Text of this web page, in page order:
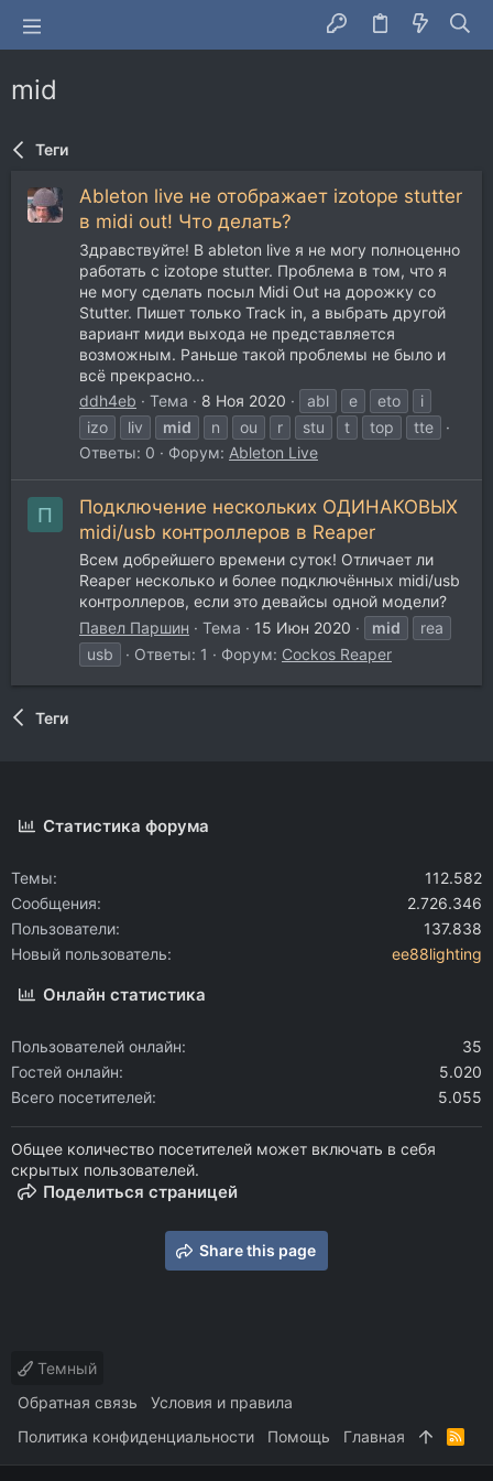
mid
Теги
Ableton live не отображает izotope stutter
в midi out! Что делать?
Здравствуйте! В ableton live я не могу полноценно
работать с izotope stutter. Проблема в том, что я
не могу сделать посыл Midi Out на дорожку со
Stutter. Пишет только Track in, а выбрать другой
вариант миди выхода не представляется
возможным. Раньше такой проблемы не было и
всё прекрасно...
ddh4eb
Тема 8 Ноя 2020 abl e eto
i
izo
liv mid n ou r stu t top
tte
Ответы: 0
Форум: Ableton Live
П
Подключение нескольких ОДИНАКОВЫХ
midi/usb контроллеров в Reaper
Всем добрейшего времени суток! Отличает ли
Reaper несколько и более подключённых midi/usb
контроллеров, если это девайсы одной модели?
Павел Паршин
Тема 15 Июн 2020 mid
rea
usb
Ответы: 1 Форум: Cockos Reaper
Теги
Статистика форума
Темы
112.582
Сообщения
2.726.346
Пользователи
137.838
Новый пользователь
ee88lighting
Онлайн статистика
Пользователей онлайн
35
Гостей онлайн
5.020
Всего посетителей
5.055
Общее количество посетителей может включать в себя
скрытых пользователей.
Поделиться страницей
Share this page
Темный
Обратная связь
Условия и правила
Политика конфиденциальности
Помощь Главная
R
S